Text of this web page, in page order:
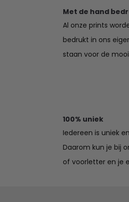
Met de hand
Al onze prints
bedrukt in ons
staan voor de
100% uniek
Iedereen is uniek
Daarom kun je bij
of voorletter en je